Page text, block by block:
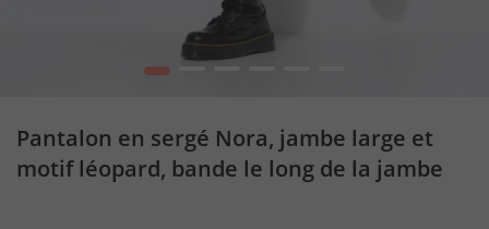
1
Pantalon en sergé Nora, jambe large et
motif léopard, bande le long de la jambe